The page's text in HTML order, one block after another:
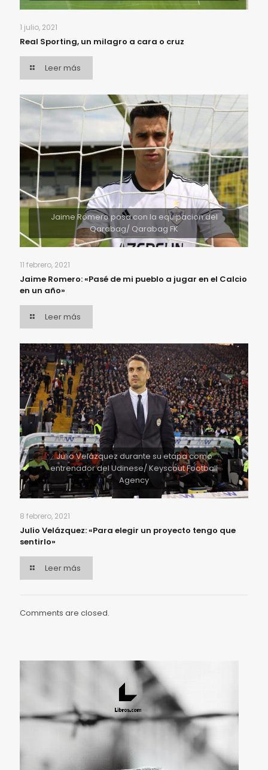
1 julio, 2021
Real Sporting, un milagro a cara o cruz
Leer más
Jaime Romero posa con la equipacion del
Qarabag/ Qarabag FK
11 febrero, 2021
Jaime Romero: «Pasé de mi pueblo a jugar en el Calcio
en un año»
Leer más
Julio Velázquez durante su etapa como
entrenador del Udinese/ Keyscout Football
Agency
8 febrero, 2021
Julio Velázquez: «Para elegir un proyecto tengo que
sentirlo»
Leer más
Comments are closed.